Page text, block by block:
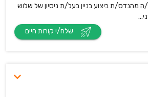
מהנדס/ת ביצוע בניין בעל/ת ניסיון של שלוש